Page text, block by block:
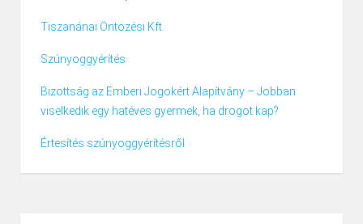
Tiszanánai Öntözési Kft.
Szúnyoggyérítés
Bizottság az Emberi Jogokért Alapítvány – Jobban
viselkedik egy hatéves gyermek, ha drogot kap?
Értesítés szúnyoggyérítésről